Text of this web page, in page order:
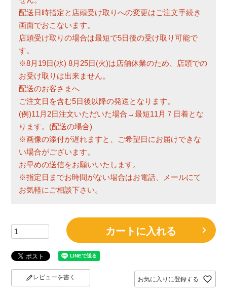
配送日時指定と店頭受け取りへの変更はご注文手続き
画面でおこないます。
店頭受け取りの場合は最短で5日後の受け取り可能で
す。
※8月19日(水) 8月25日(火)は店舗休業のため、店頭での
お受け取りは出来ません。
配送のお客さまへ
ご注文日を含む5日後以降の発送となります。
(例)11月2日注文いただいた場合→最短11月７日着とな
ります。(配送の場合)
※画像の添付が遅れますと、ご希望日にお届けできな
い場合がございます。
お早めの送信をお願いいたします。
※指定日までお時間がない場合はお電話、メールにて
お気軽にご相談下さい。
お気に入りに登録する
カートに入れる
レビューを書く